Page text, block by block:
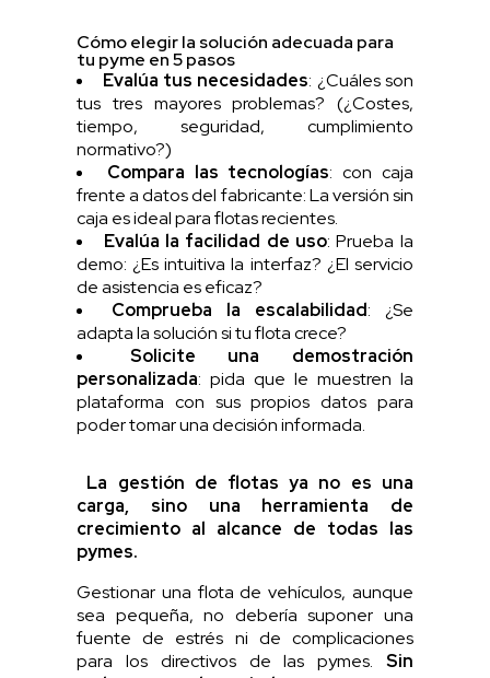
Cómo elegir la solución adecuada para
tu pyme en 5 pasos
Evalúa tus necesidades: ¿Cuáles son
tus tres mayores problemas? (¿Costes,
tiempo, seguridad, cumplimiento
normativo?)
Compara las tecnologías: con caja
frente a datos del fabricante: La versión sin
caja es ideal para flotas recientes.
Evalúa la facilidad de uso: Prueba la
demo: ¿Es intuitiva la interfaz? ¿El servicio
de asistencia es eficaz?
Comprueba la escalabilidad: ¿Se
adapta la solución si tu flota crece?
Solicite una demostración
personalizada: pida que le muestren la
plataforma con sus propios datos para
poder tomar una decisión informada.
La gestión de flotas ya no es una
carga, sino una herramienta de
crecimiento al alcance de todas las
pymes.
Gestionar una flota de vehículos, aunque
sea pequeña, no debería suponer una
fuente de estrés ni de complicaciones
para los directivos de las pymes. Sin